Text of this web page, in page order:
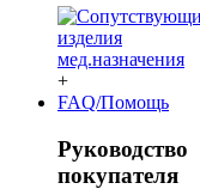
+
FAQ/Помощь
Руководство
покупателя